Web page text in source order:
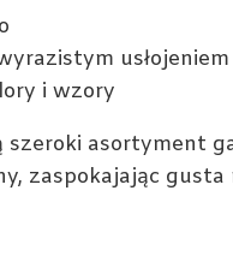
usłojeniem
i wzory
szeroki asortyment
zaspokajając